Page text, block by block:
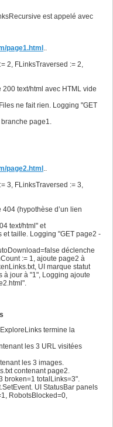
est appelé avec
page1.html ..
2, FLinksTraversed := 2,
text/html avec HTML vide
ne fait rien. Logging "GET
page1.
page2.html ..
3, FLinksTraversed := 3,
(hypothèse d’un lien
text/html" et
et taille. Logging "GET page2 -
déclenche
:= 1, ajoute page2 à
UI marque statut
à jour à "1", Logging ajoute
termine la
les 3 URL visitées
les 3 images.
contenant page2.
broken=1 totalLinks=3".
UI StatusBar panels
RobotsBlocked=0,